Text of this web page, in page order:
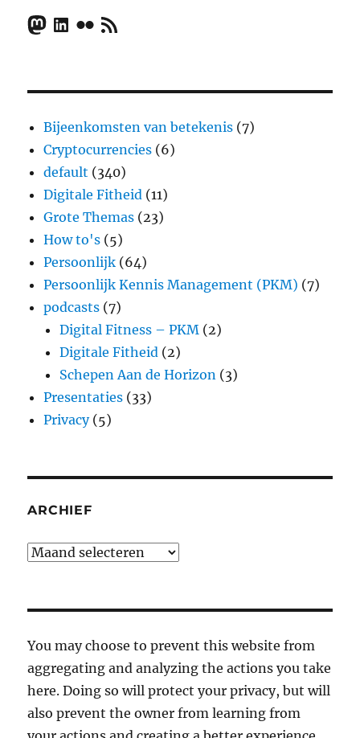
Mastodon
LinkedIn
FlickrRSS Feed
Bijeenkomsten van betekenis (7)
Cryptocurrencies (6)
default (340)
Digitale Fitheid (11)
Grote Themas (23)
How to's (5)
Persoonlijk (64)
Persoonlijk Kennis Management (PKM) (7)
podcasts (7)
Digital Fitness – PKM (2)
Digitale Fitheid (2)
Schepen Aan de Horizon (3)
Presentaties (33)
Privacy(5)
ARCHIEF
Archief
You may choose to prevent this website from
aggregating and analyzing the actions you take
here. Doing so will protect your privacy, but will
also prevent the owner from learning from